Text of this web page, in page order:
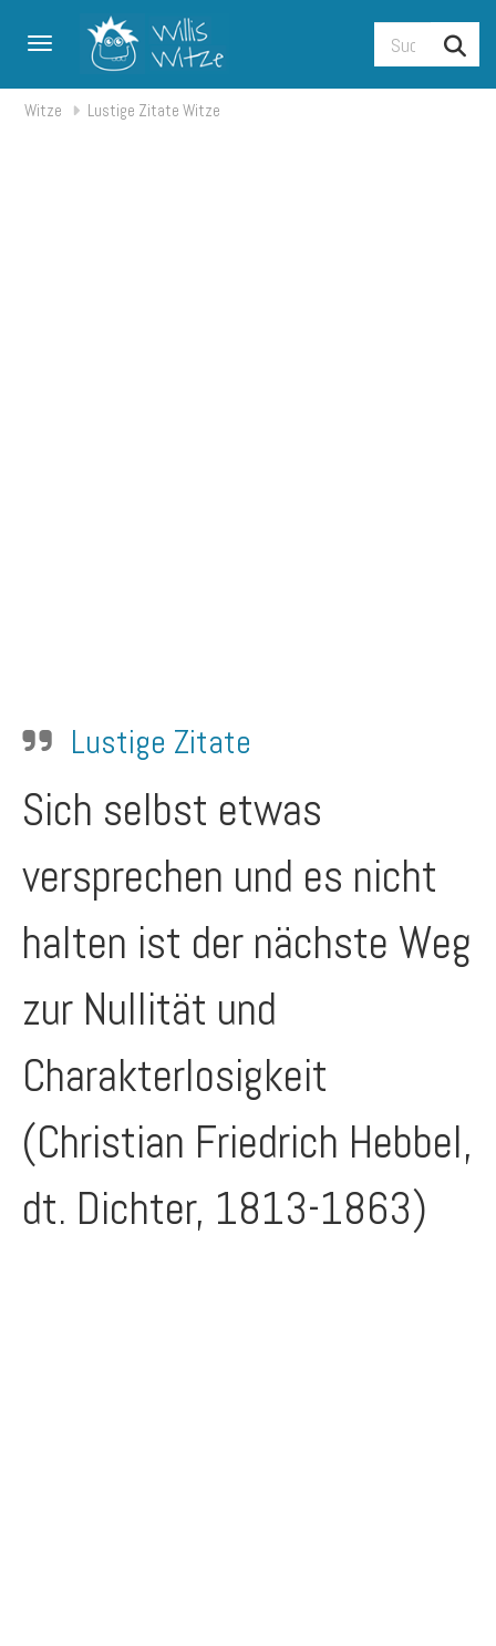
Toggle navigation
Witze Lustige Zitate Witze
Lustige Zitate
Sich selbst etwas
versprechen und es nicht
halten ist der nächste Weg
zur Nullität und
Charakterlosigkeit
(Christian Friedrich Hebbel,
dt. Dichter, 1813-1863)